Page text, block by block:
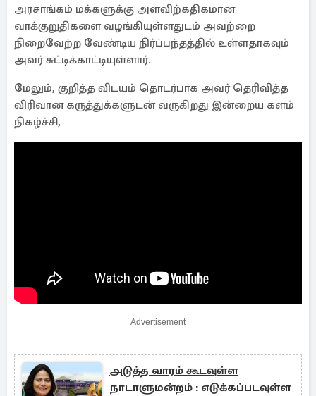
அரசாங்கம் மக்களுக்கு அளவிற்கதிகமான
வாக்குறுதிகளை வழங்கியுள்ளதுடம் அவற்றை
நிறைவேற்ற வேண்டிய நிர்ப்பந்தத்தில் உள்ளதாகவும்
அவர் சுட்டிக்காட்டியுள்ளார்.
மேலும், குறித்த விடயம் தொடர்பாக அவர் தெரிவித்த
விரிவான கருத்துக்களுடன் வருகிறது இன்றைய களம்
நிகழ்ச்சி,
Advertisement
அடுத்த வாரம் கூடவுள்ள
நாடாளுமன்றம் : எடுக்கப்படவுள்ள